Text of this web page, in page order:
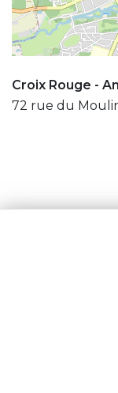
Croix Rouge -
72 rue du